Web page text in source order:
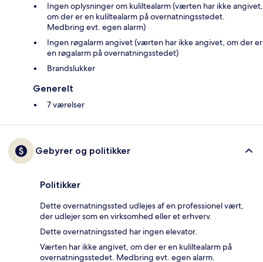
Ingen oplysninger om kuliltealarm (værten har ikke angivet,
om der er en kuliltealarm på overnatningsstedet.
Medbring evt. egen alarm)
Ingen røgalarm angivet (værten har ikke angivet, om der er
en røgalarm på overnatningsstedet)
Brandslukker
Generelt
7 værelser
Gebyrer og politikker
Politikker
Dette overnatningssted udlejes af en professionel vært,
der udlejer som en virksomhed eller et erhverv.
Dette overnatningssted har ingen elevator.
Værten har ikke angivet, om der er en kuliltealarm på
overnatningsstedet. Medbring evt. egen alarm.